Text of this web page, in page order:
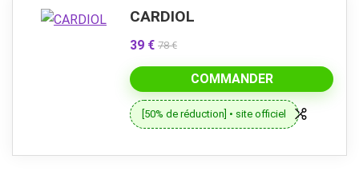
CARDIOL
39 € 78 €
COMMANDER
[50% de réduction] • site officiel